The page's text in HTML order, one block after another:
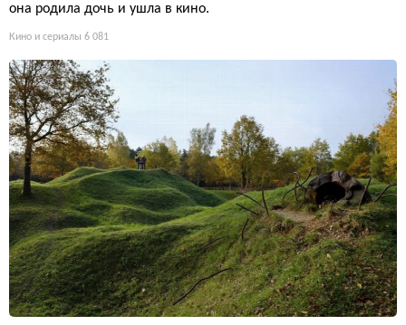
она родила дочь и ушла в кино.
Кино и сериалы 6 081